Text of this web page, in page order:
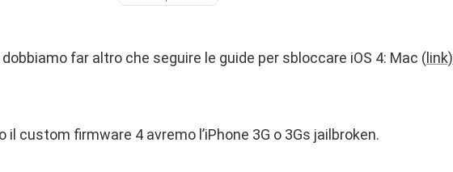
far altro che seguire le guide per sbloccare iOS 4: Mac (link)
il custom firmware 4 avremo l’iPhone 3G o 3Gs jailbroken.